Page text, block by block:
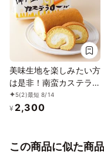
美味生地を楽しみたい方
は是非！南蛮カステラロ
ールケーキ
5(2)最短 8/14
¥ 2,300
この商品に似た商